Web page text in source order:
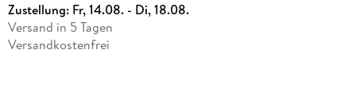
Zustellung: Fr, 14.08. - Di, 18.08.
Versand in 5 Tagen
Versandkostenfrei